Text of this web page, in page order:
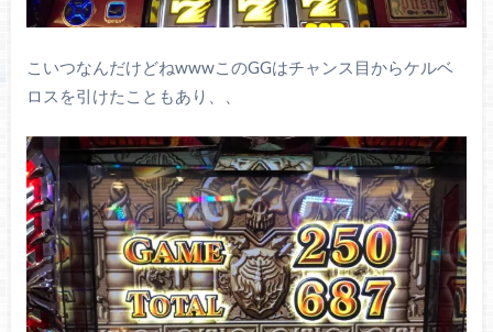
こいつなんだけどねwwwこのGGはチャンス目からケルベ
ロスを引けたこともあり、、